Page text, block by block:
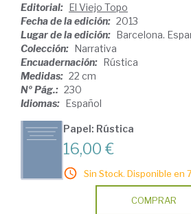
Editorial: El Viejo Topo
Fecha de la edición: 2013
Lugar de la edición: Barcelona.
Colección: Narrativa
Encuadernación: Rústica
Medidas: 22 cm
Nº Pág.: 230
Idiomas: Español
Papel: Rústica
16,00 €
Sin Stock. Disponible en
COMPRAR